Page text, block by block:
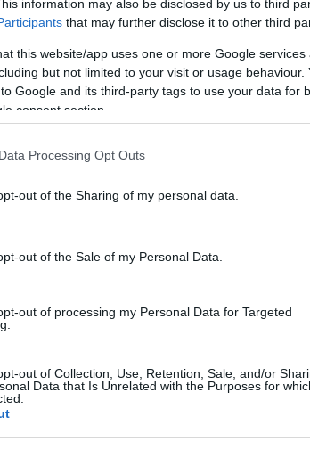
information may also be disclosed by us to third
that may further disclose it to other third
this website/app uses one or more Google
but not limited to your visit or usage behaviour.
Google and its third-party tags to use your data for
consent section.
Processing Opt Outs
out of the Sharing of my personal data.
out of the Sale of my Personal Data.
out of processing my Personal Data for Targeted
out of Collection, Use, Retention, Sale, and/or
Data that Is Unrelated with the Purposes for
tájékoztatta a sajtót
védekezés
által koordinált központi
program. A tavaszi időszakban
védekeznek a lárvák ellen, amely